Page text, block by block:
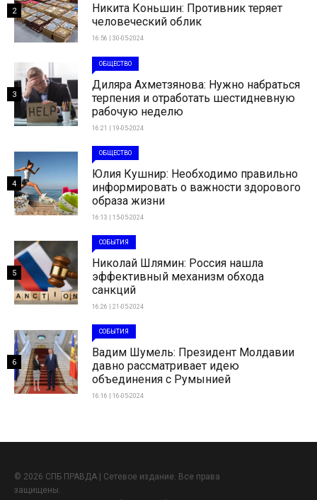
Никита Коньшин: Противник теряет
человеческий облик
16:56 | 30-05-2024
2
ОБЩЕСТВО
Диляра Ахметзянова: Нужно набраться
терпения и отработать шестидневную
рабочую неделю
16:21 | 19-05-2024
3
ОБЩЕСТВО
Юлия Кушнир: Необходимо правильно
информировать о важности здорового
образа жизни
16:13 | 15-05-2024
4
СОБЫТИЯ
Николай Шлямин: Россия нашла
эффективный механизм обхода
санкций
16:26 | 21-05-2024
5
СОБЫТИЯ
Вадим Шумель: Президент Молдавии
давно рассматривает идею
объединения с Румынией
16:16 | 16-05-2024
6
© 2026 СПБ ПРАВДА | Сетевое издание. Все права
защищены.